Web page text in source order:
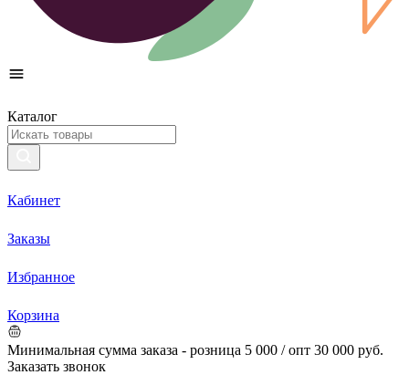
Каталог
Кабинет
Заказы
Избранное
Корзина
Минимальная сумма заказа - розница 5 000 / опт 30 000 руб.
Заказать звонок